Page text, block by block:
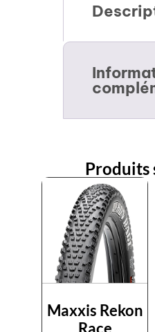
Produits
Maxxis Rekon
Race